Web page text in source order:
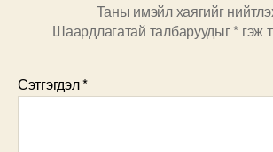
Таны имэйл хаягийг
Шаардлагатай талбаруудыг* гэж
Сэтгэгдэл*